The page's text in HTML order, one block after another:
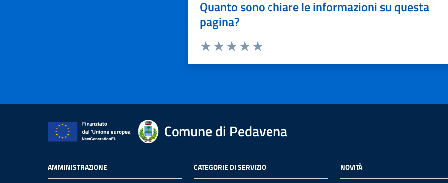
Quanto sono chiare le informazioni su questa
pagina?
Comune di Pedavena
AMMINISTRAZIONE CATEGORIE DI SERVIZIO NOVITÀ